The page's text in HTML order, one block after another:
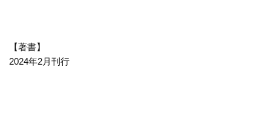
【著書】
2024年2月刊行